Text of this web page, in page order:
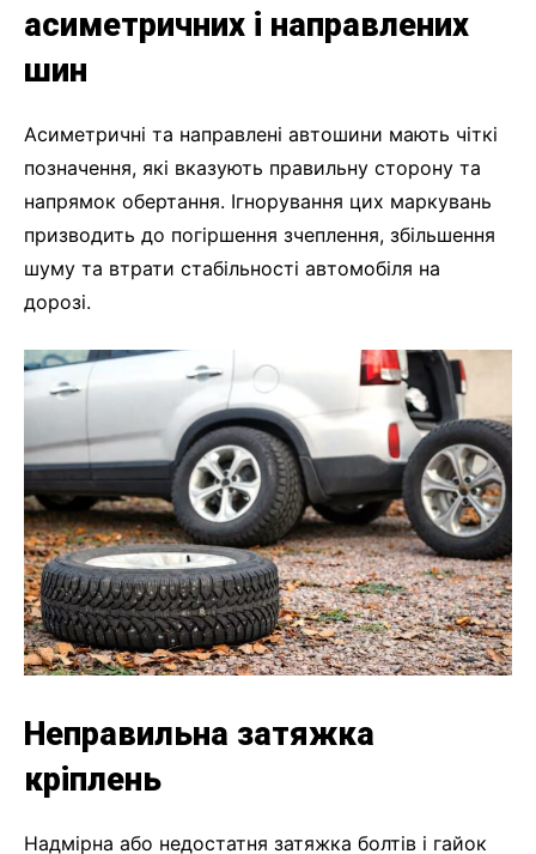
асиметричних і направлених
шин
Асиметричні та направлені автошини мають чіткі
позначення, які вказують правильну сторону та
напрямок обертання. Ігнорування цих маркувань
призводить до погіршення зчеплення, збільшення
шуму та втрати стабільності автомобіля на
дорозі.
Неправильна затяжка
кріплень
Надмірна або недостатня затяжка болтів і гайок